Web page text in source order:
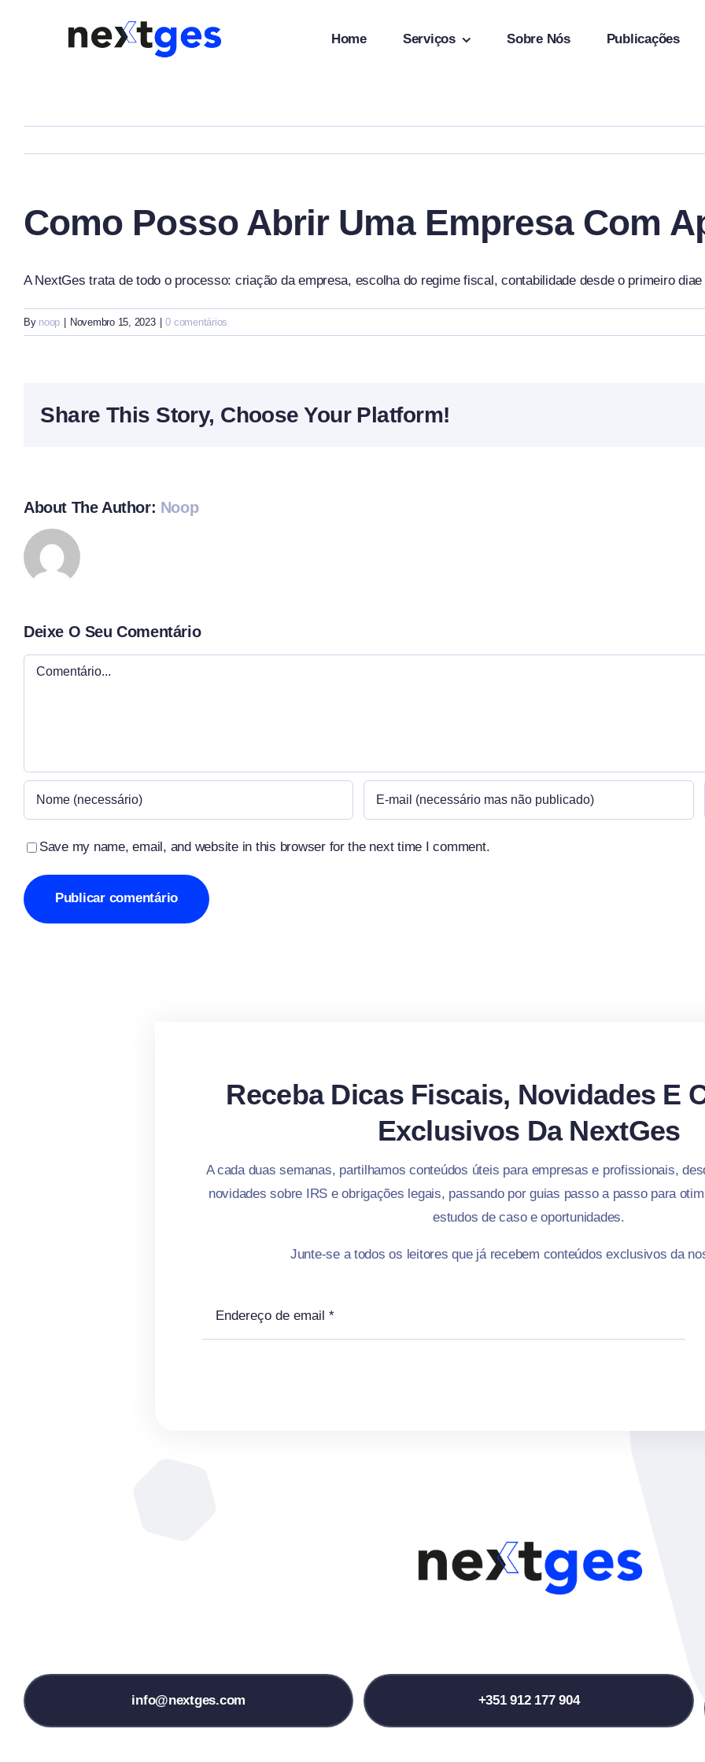
Home Serviços Sobre Nós Publicações
Como Posso Abrir Uma Empresa Com
A NextGes trata de todo o processo: criação da empresa, escolha do regime fiscal, contabilidade desde o primeiro diae
By noop Novembro 15, 2023 0 comentários
Share This Story, Choose Your Platform!
About The Author: Noop
Deixe O Seu Comentário
Comment
Save my name, email, and website in this browser for the next time I comment.
Receba Dicas Fiscais, Novidades E
Exclusivos Da NextGes
A cada duas semanas, partilhamos conteúdos úteis para empresas e profissionais,
novidades sobre IRS e obrigações legais, passando por guias passo a passo para
estudos de caso e oportunidades.
Junte-se a todos os leitores que já recebem conteúdos exclusivos da
info@nextges.com +351 912 177 904